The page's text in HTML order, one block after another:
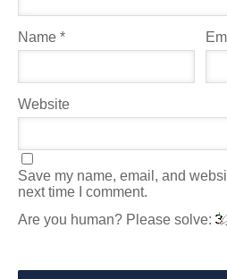
Name *
Website
Save my name, email, and
next time I comment.
Are you human? Please solve: